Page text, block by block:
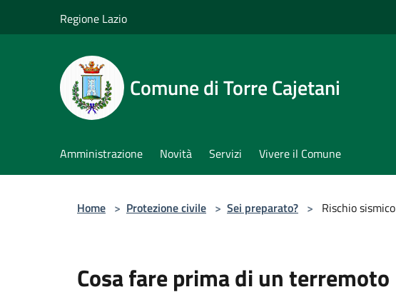
Regione Lazio
Comune di Torre Cajetani
Amministrazione Novità Servizi Vivere il Comune
Home > Protezione civile > Sei preparato? > Rischio sismico
Cosa fare prima di un terremoto